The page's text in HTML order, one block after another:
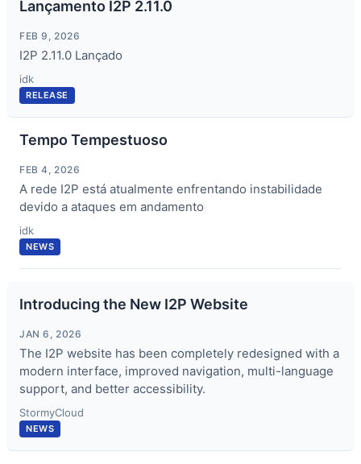
Lançamento I2P 2.11.0
FEB 9, 2026
I2P 2.11.0 Lançado
idk
RELEASE
Tempo Tempestuoso
FEB 4, 2026
A rede I2P está atualmente enfrentando instabilidade
devido a ataques em andamento
idk
NEWS
Introducing the New I2P Website
JAN 6, 2026
The I2P website has been completely redesigned with a
modern interface, improved navigation, multi-language
support, and better accessibility.
StormyCloud
NEWS